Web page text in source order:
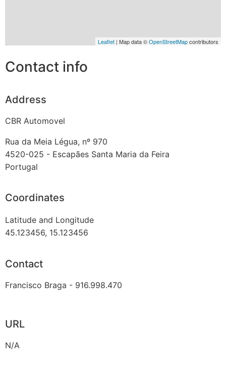
Leaflet | Map data ©OpenStreetMapcontributors
Contact info
Address
CBR Automovel
Rua da Meia Légua, nº 970
4520-025 - Escapães Santa Maria da Feira
Portugal
Coordinates
Latitude and Longitude
45.123456, 15.123456
Contact
Francisco Braga - 916.998.470
URL
N/A